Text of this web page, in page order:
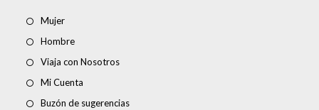
Mujer
Hombre
Viaja con Nosotros
Mi Cuenta
Buzón de sugerencias